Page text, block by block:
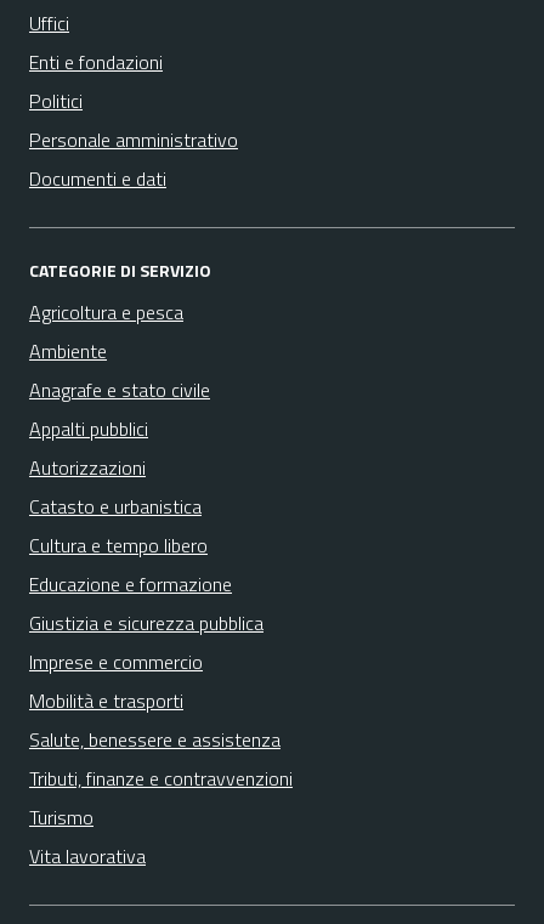
Uffici
Enti e fondazioni
Politici
Personale amministrativo
Documenti e dati
CATEGORIE DI SERVIZIO
Agricoltura e pesca
Ambiente
Anagrafe e stato civile
Appalti pubblici
Autorizzazioni
Catasto e urbanistica
Cultura e tempo libero
Educazione e formazione
Giustizia e sicurezza pubblica
Imprese e commercio
Mobilità e trasporti
Salute, benessere e assistenza
Tributi, finanze e contravvenzioni
Turismo
Vita lavorativa